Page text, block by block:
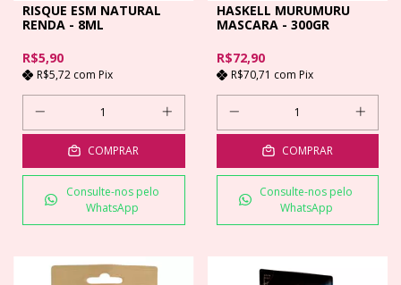
RISQUE ESM NATURAL
RENDA - 8ML
R$5,90
R$5,72 com Pix
COMPRAR
Consulte-nos pelo
WhatsApp
HASKELL MURUMURU
MASCARA - 300GR
R$72,90
R$70,71 com Pix
COMPRAR
Consulte-nos pelo
WhatsApp